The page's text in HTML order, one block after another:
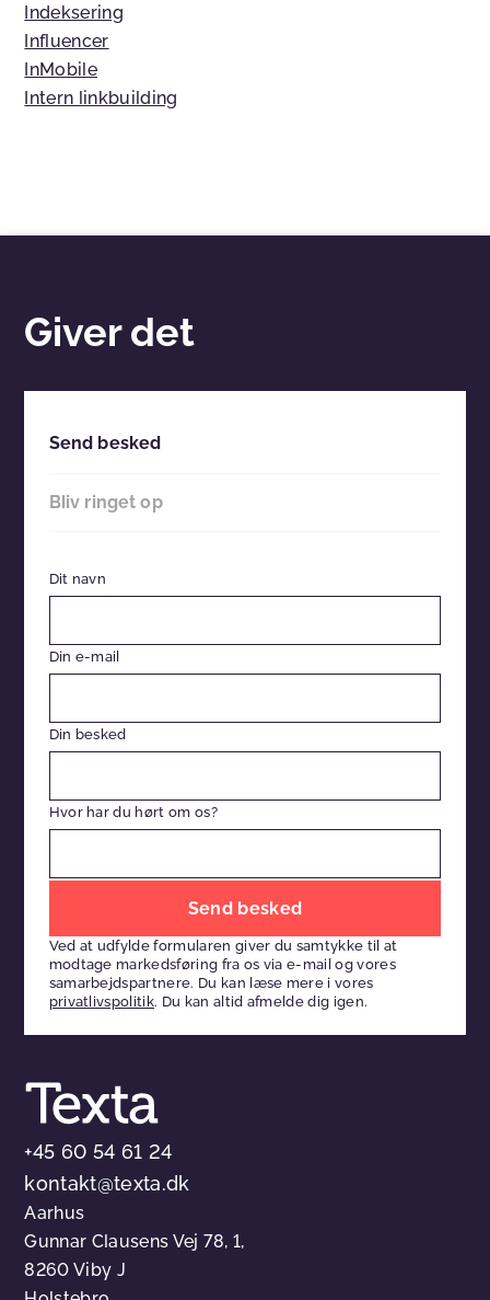
Indeksering
Influencer
InMobile
Intern linkbuilding
Giver det
Send besked
Bliv ringet op
Dit navn
Din e-mail
Din besked
Hvor har du hørt om os?
dette
felt
tomt
Ved at udfylde formularen giver du samtykke til at
modtage markedsføring fra os via e-mail og vores
samarbejdspartnere. Du kan læse mere i vores
privatlivspolitik. Du kan altid afmelde dig igen.
+45 60 54 61 24
kontakt@texta.dk
Aarhus
Gunnar Clausens Vej 78, 1,
8260 Viby J